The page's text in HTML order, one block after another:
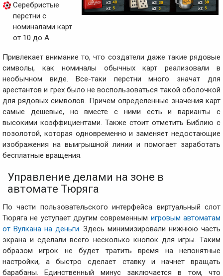
Серебристые
перстни с
номиналами карт
от 10 до А.
Привлекает внимание то, что создатели даже такие рядовые
символы, как номиналы обычных карт реализовали в
необычном виде. Все-таки перстни много значат для
арестантов и грех было не воспользоваться такой оболочкой
для рядовых символов. Причем определенные значения карт
самые дешевые, но вместе с ними есть и варианты с
высокими коэффициентами. Также стоит отметить Библию с
позолотой, которая одновременно и заменяет недостающие
изображения на выигрышной линии и помогает заработать
бесплатные вращения.
Управление делами на зоне в
автомате Тюряга
По части пользовательского интерфейса виртуальный слот
Тюряга не уступает другим современным игровым автоматам
от Вулкана на деньги. Здесь минимизировали нижнюю часть
экрана и сделали всего несколько кнопок для игры. Таким
образом игрок не будет тратить время на непонятные
настройки, а быстро сделает ставку и начнет вращать
барабаны. Единственный минус заключается в том, что